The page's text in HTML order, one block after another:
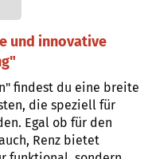
und innovative
findest du eine breite
die speziell für
Egal ob für den
Renz bietet